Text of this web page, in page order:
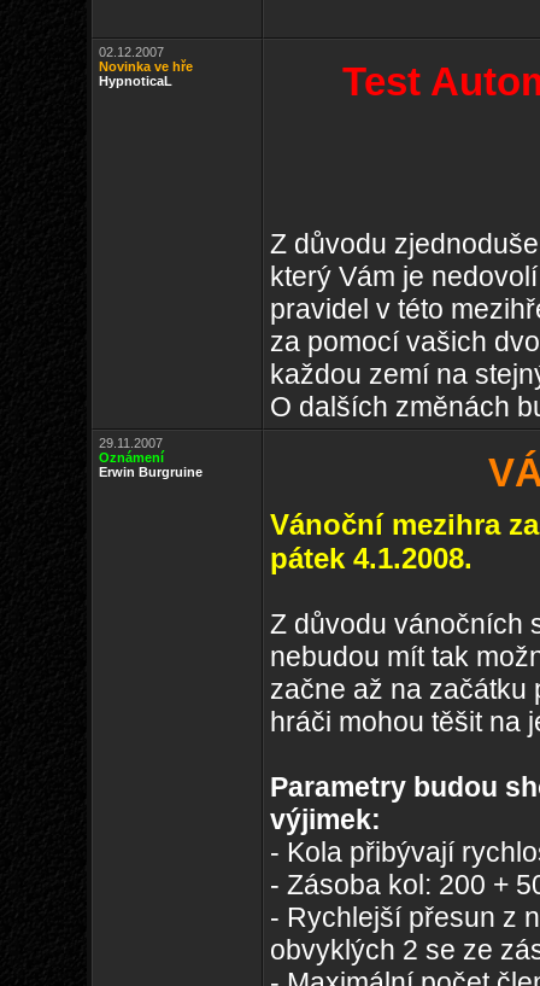
02.12.2007
Novinka ve hře
HypnoticaL
Test
Z důvodu
který Vám je
pravidel v této
za pomocí vašich
každou zemí na
O dalších změnách
29.11.2007
Oznámení
Erwin Burgruine
Vánoční mezihra
pátek 4.1.2008.
Z důvodu vánočních
nebudou mít tak
začne až na začátku
hráči mohou těšit na
Parametry budou
výjimek:
- Kola přibývají
- Zásoba kol: 200 +
- Rychlejší přesun z
obvyklých 2 se ze